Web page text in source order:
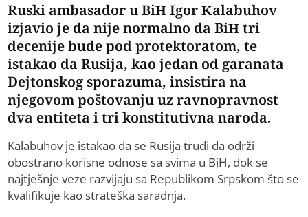
Ruski ambasador u BiH Igor Kalabuhov
izjavio je da nije normalno da BiH tri
decenije bude pod protektoratom, te
istakao da Rusija, kao jedan od garanata
Dejtonskog sporazuma, insistira na
njegovom poštovanju uz ravnopravnost
dva entiteta i tri konstitutivna naroda.
Kalabuhov je istakao da se Rusija trudi da održi
obostrano korisne odnose sa svima u BiH, dok se
najtješnje veze razvijaju sa Republikom Srpskom što se
kvalifikuje kao strateška saradnja.